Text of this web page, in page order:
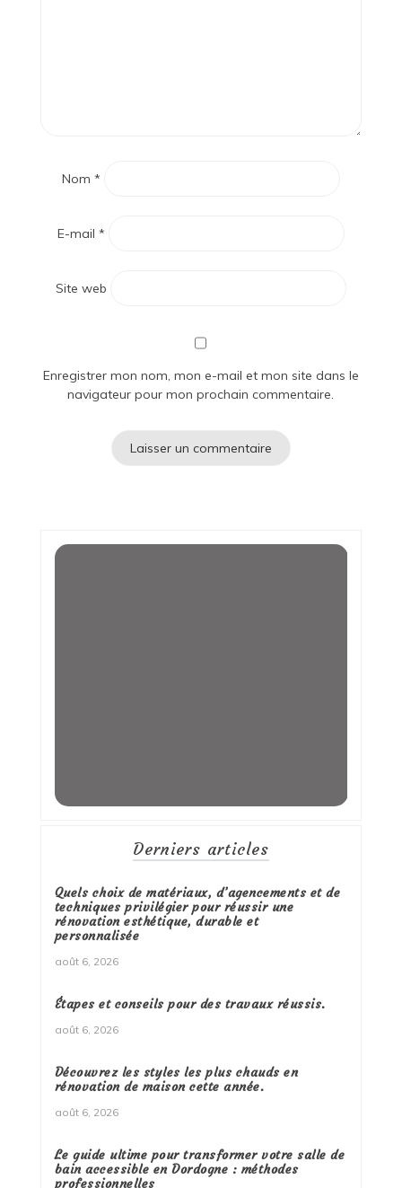
Nom *
E-mail *
Site web
Enregistrer mon nom, mon e-mail et mon site dans le
navigateur pour mon prochain commentaire.
Derniers articles
Quels choix de matériaux, d’agencements et de
techniques privilégier pour réussir une
rénovation esthétique, durable et
personnalisée
août 6, 2026
Étapes et conseils pour des travaux réussis.
août 6, 2026
Découvrez les styles les plus chauds en
rénovation de maison cette année.
août 6, 2026
Le guide ultime pour transformer votre salle de
bain accessible en Dordogne : méthodes
professionnelles